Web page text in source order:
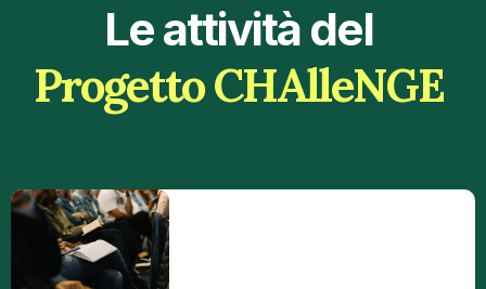
Le attività del
Progetto CHAlleNGE